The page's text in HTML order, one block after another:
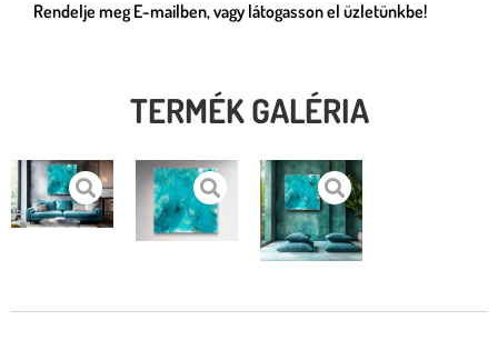
Rendelje meg E-mailben, vagy látogasson el üzletünkbe!
TERMÉK GALÉRIA